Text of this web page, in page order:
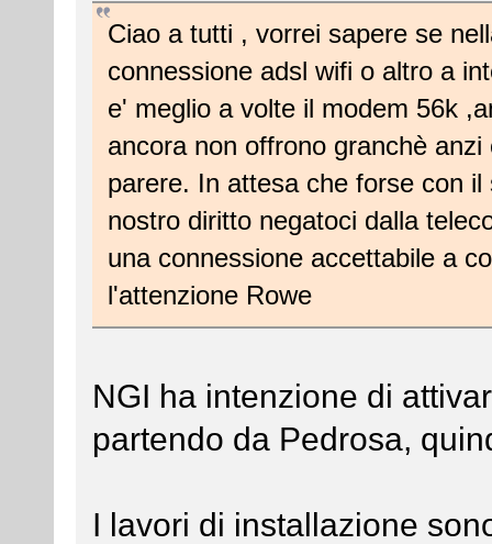
Ciao a tutti , vorrei sapere se
connessione adsl wifi o altro a
e' meglio a volte il modem 56k
ancora non offrono granchè
parere. In attesa che forse con
nostro diritto negatoci dalla
una connessione accettabile a
l'attenzione Rowe
NGI ha intenzione di
partendo da Pedrosa,
I lavori di installazione